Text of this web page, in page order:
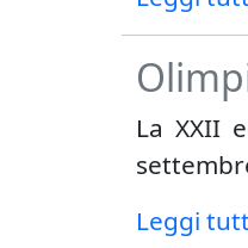
La XXII
Leggi